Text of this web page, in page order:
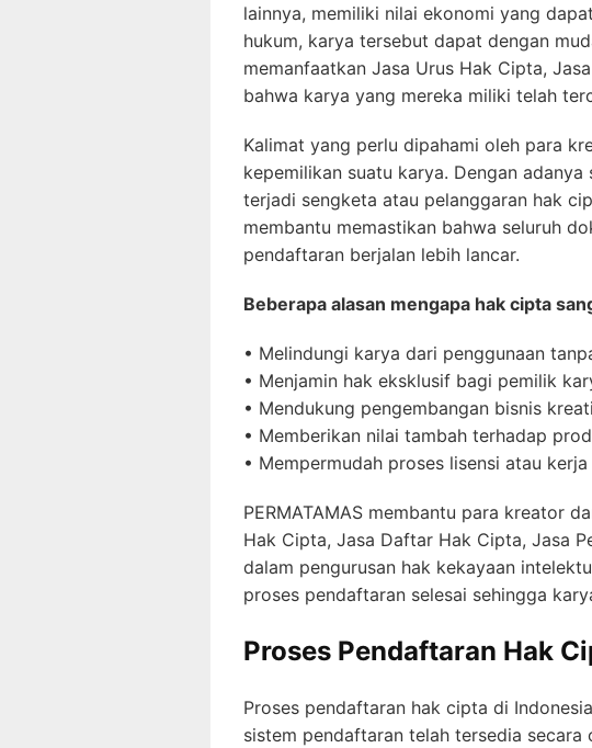
lainnya, memiliki nilai ekonomi yang
hukum, karya tersebut dapat dengan
memanfaatkan Jasa Urus Hak Cipta,
bahwa karya yang mereka miliki telah
Kalimat yang perlu dipahami oleh para
kepemilikan suatu karya. Dengan
terjadi sengketa atau pelanggaran hak
membantu memastikan bahwa seluruh
pendaftaran berjalan lebih lancar.
Beberapa alasan mengapa hak cipta
• Melindungi karya dari penggunaan
• Menjamin hak eksklusif bagi pemilik
• Mendukung pengembangan bisnis
• Memberikan nilai tambah terhadap
• Mempermudah proses lisensi atau
PERMATAMAS membantu para kreator
Hak Cipta, Jasa Daftar Hak Cipta, Jasa
dalam pengurusan hak kekayaan
proses pendaftaran selesai sehingga
Proses Pendaftaran Hak
Proses pendaftaran hak cipta di
sistem pendaftaran telah tersedia